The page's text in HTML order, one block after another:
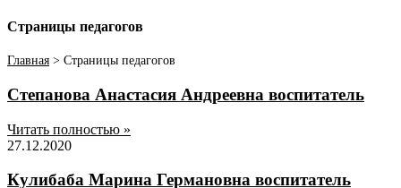
Страницы педагогов
Главная > Страницы педагогов
Степанова Анастасия Андреевна воспитатель
Читать полностью »
27.12.2020
Кулибаба Марина Германовна воспитатель